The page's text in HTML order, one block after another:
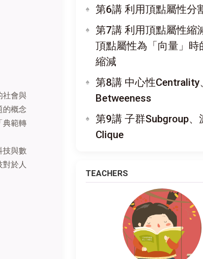
社會與
的概念
典範轉
技與數
於人
第6講 利用頂點屬性分
第7講 利用頂點屬性縮
頂點屬性為「向量」時
縮減
第8講 中心性Centrality
Betweeness
第9講 子群Subgroup、
Clique
TEACHERS